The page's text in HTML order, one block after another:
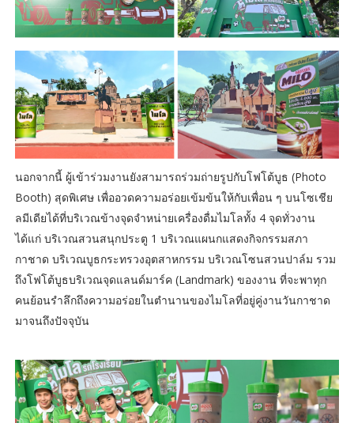
นอกจากนี้ ผู้เข้าร่วมงานยังสามารถร่วมถ่ายรูปกับโฟโต้บูธ (Photo
Booth) สุดพิเศษ เพื่ออวดความอร่อยเข้มข้นให้กับเพื่อน ๆ บนโซเชีย
ลมีเดียได้ที่บริเวณข้างจุดจำหน่ายเครื่องดื่มไมโลทั้ง 4 จุดทั่วงาน
ได้แก่ บริเวณสวนสนุกประตู 1 บริเวณแผนกแสดงกิจกรรมสภา
กาชาด บริเวณบูธกระทรวงอุตสาหกรรม บริเวณโซนสวนปาล์ม รวม
ถึงโฟโต้บูธบริเวณจุดแลนด์มาร์ค (Landmark) ของงาน ที่จะพาทุก
คนย้อนรำลึกถึงความอร่อยในตำนานของไมโลที่อยู่คู่งานวันกาชาด
มาจนถึงปัจจุบัน